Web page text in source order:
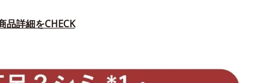
品詳細をCHECK